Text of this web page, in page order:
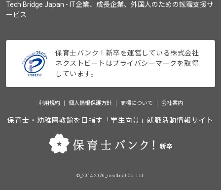
Tech Bridge Japan - IT企業、成長企業、外国人のための転職支援サ
ービス
保育士バンク！新卒を運営している株式会社
ネクストビートはプライバシーマークを取得
しています。
利用規約 個人情報保護方針 商標について 会社案内
保育士・幼稚園教諭を目指す「学生向け」就職活動情報サイト
©_2014-2026_nextbeat Co., Ltd.